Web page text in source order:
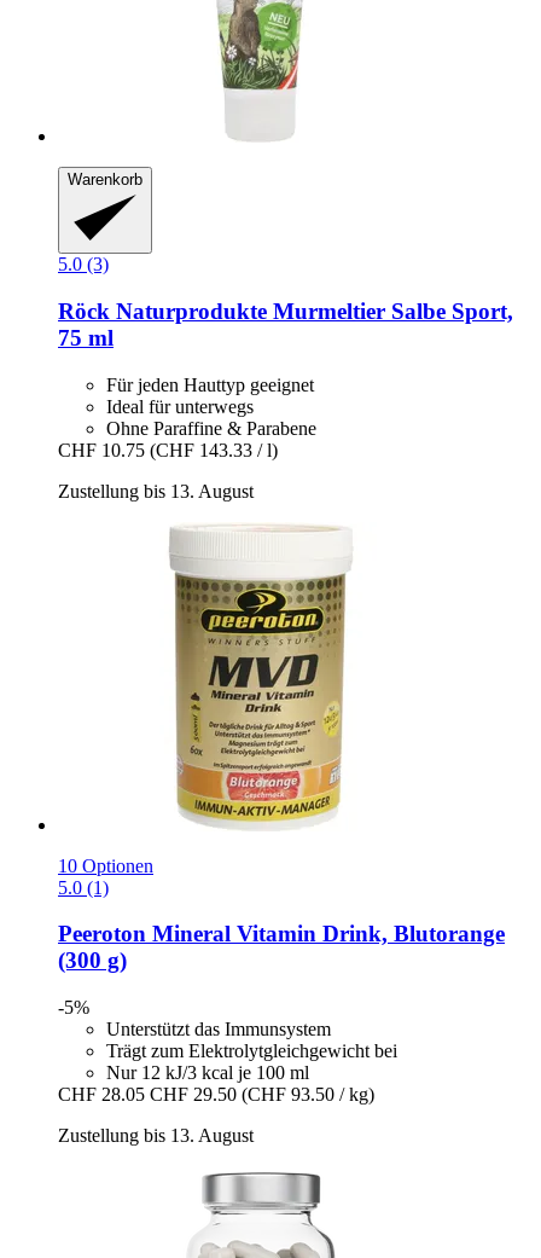
Warenkorb
5.0 (3)
Röck Naturprodukte Murmeltier Salbe Sport,
75 ml
Für jeden Hauttyp geeignet
Ideal für unterwegs
Ohne Paraffine & Parabene
CHF 10.75 (CHF 143.33 / l)
Zustellung bis 13. August
10 Optionen
5.0 (1)
Peeroton Mineral Vitamin Drink, Blutorange
(300 g)
-5%
Unterstützt das Immunsystem
Trägt zum Elektrolytgleichgewicht bei
Nur 12 kJ/3 kcal je 100 ml
CHF 28.05 CHF 29.50 (CHF 93.50 / kg)
Zustellung bis 13. August